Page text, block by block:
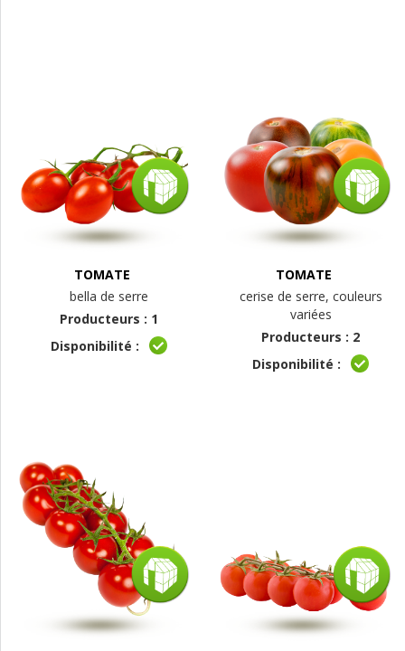
TOMATE
bella de serre
Producteurs : 1
Disponibilité :
TOMATE
cerise de serre, couleurs
variées
Producteurs : 2
Disponibilité :